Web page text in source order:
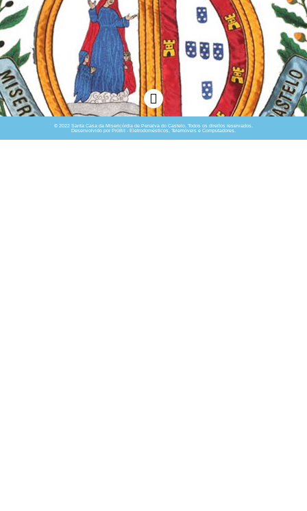
© 2022 Santa Casa da Misericórdia de Penalva do Castelo. Todos os direitos reservados.
Desenvolvido por PróBit - Eletrodomésticos, Telemóveis e Computadores.